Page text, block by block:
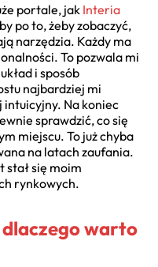
portale, jak Interia
po to, żeby zobaczyć,
narzędzia. Każdy ma
To pozwala mi
i sposób
najbardziej mi
intuicyjny. Na koniec
sprawdzić, co się
miejscu. To już chyba
na latach zaufania.
stał się moim
rynkowych.
warto